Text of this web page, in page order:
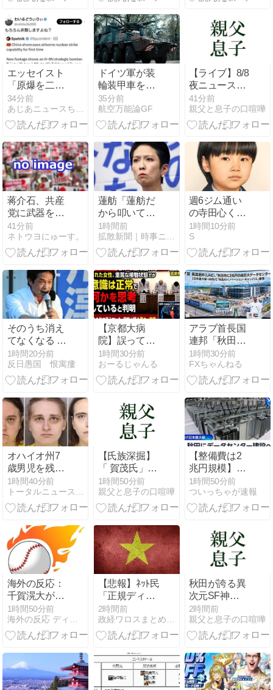
果、「｢抗日テ
ーマパーク｣が
中国各地に広
がる
バコを吸いな
がら説明 県が
聞き取りへ
のマジレスが
鋭すぎるとネ
ットで話題に
→ ｗｗｗｗｗ
ｗｗｗｗｗｗ
ｗ
エッセイスト
「原爆を二度
と使わせては
ならない」
⇒「もちろん
難する？」
⇒「中国の核
は綺麗な
核！」
34分前
ドイツ軍が装
輪装甲車を最
大5,500両調達
する可能性、
契約額は13兆
35分前
航空万能論GF
【ライブ】8/8
夜ニュースま
とめ 最新情報
を厳選してお
届け ANN/テ
AN
41分前
親父と息子の口喧嘩
蒋介石、共産
党に武器を届
け続けて「運
輸大隊長」と
呼ばれる
41分前
ネトウヨにゅーす。
蓮舫「蓮舫だ
から叩いてい
い、との報道
に何度も向き
合ってきまし
も」➾ Ｘ民
「『高市だか
ら叩いてい
い』を率先し
てやってる人
に言われまし
ても」➾ ネッ
ト「一瞬で返
されるのもこ
の人の持ち芸
1時間前
週6ジム通い
の寺田心く
ん、体重82kg
で110kgのベ
ンチプレス
1時間10分前
S
そのうち消え
てなくなる 〜
中道改革連合
の埋もれた存
在感 「進むも
地獄」3党合
流で浮上でき
るのか...有楽
町駅前に数百
人の支持者ら
1時間20分前
反日愚国 恨寓瘻
【京都大病
院】誤って正
常脳幹を摘出
された女性､重
篤な植物状態
常で何かを思
考していると
1時間30分前
おーるじゃんる
アラブ首長国
連邦「秋田市
に2兆円の超
巨大データセ
ンター建てる
1時間30分前
FXちゃんねる
オハイオ州7
歳男児を残忍
に殺害、母親
とトランスジ
ェンダー2人
1時間40分前
【氏族深掘】
「 賀茂氏」黎
明編【歴史解
説】 結城屋
1時間50分前
親父と息子の口喧嘩
【整備費は2
兆円規模】秋
田にAIデータ
センター建設
へ
1時間50分前
ついっちゃが速報
海外の反応：
千賀滉大がメ
ジャー自己最
速161キロ計
測するなど2
ァンからクロ
ーザー待望論
1時間50分前
海外の反応 ディミヌート
【悲報】ﾈｯﾄ民
「正規ディー
ラーで車検を
頼んだら担当
整備士が「グ
ったから次回
から別の整備
工場にす
2時間前
政経ワロスまとめニュース
秋田が誇る異
次元SF神
社"唐松神
社"と饒速日
天下泰平 Vlog
2時間前
親父と息子の口喧嘩